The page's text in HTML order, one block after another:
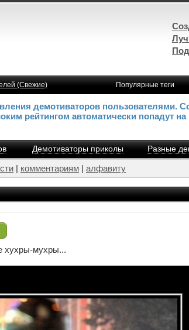
(Свежие) Популярные теги
демотиваторов пользователями.
рейтингом автоматически попадут
Демотиваторы приколы Разные
| комментариям | алфавиту
хухры-мухры...